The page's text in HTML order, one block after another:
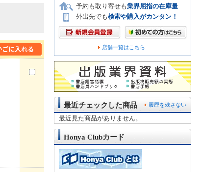
予約も取り寄せも業界屈指の在庫量
外出先でも検索や購入がカンタン！
店舗一覧はこちら
履歴を残さない
最近チェックした商品
最近見た商品がありません。
Honya Clubカード